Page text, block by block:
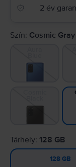
2 év
Szín: Cosmic Gray
Tárhely: 128 GB
128 GB